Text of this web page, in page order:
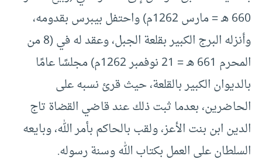
660 هـ = مارس 1262م) واحتفل بيبرس بقدومه،
وأنزله البرج الكبير بقلعة الجبل، وعقد له في (8 من
المحرم 661 هـ = 21 نوفمبر 1262م) مجلسًا عامًا
بالديوان الكبير بالقلعة، حيث قرئ نسبه على
الحاضرين، بعدما ثبت ذلك عند قاضي القضاة تاج
الدين ابن بنت الأعز، ولقب بالحاكم بأمر الله، وبايعه
السلطان على العمل بكتاب الله وسنة رسوله.